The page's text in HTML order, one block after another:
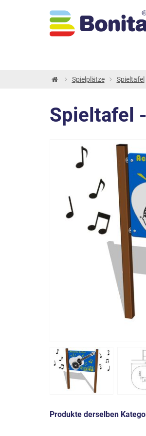
Spielplätze Spieltafel
Spieltafel
Produkte derselben